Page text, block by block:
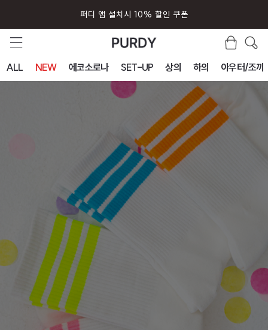
퍼디 앱 설치시 10% 할인 쿠폰
ALL NEW 에코소로나 SET-UP 상의 하의 아우터/조끼